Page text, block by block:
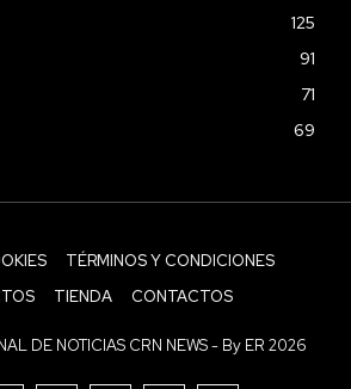
125
91
71
69
TÉRMINOS Y CONDICIONES
TIENDA CONTACTOS
DE NOTICIAS CRN NEWS - By ER 2026